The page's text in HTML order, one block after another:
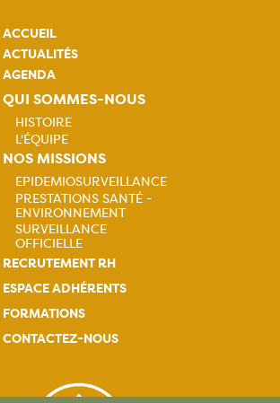
ACCUEIL
ACTUALITÉS
AGENDA
QUI SOMMES-NOUS
Navigation
principale
HISTOIRE
L'ÉQUIPE
NOS MISSIONS
Navigation
principale
EPIDEMIOSURVEILLANCE
PRESTATIONS SANTÉ -
ENVIRONNEMENT
SURVEILLANCE
OFFICIELLE
RECRUTEMENT RH
ESPACE ADHÉRENTS
FORMATIONS
CONTACTEZ-NOUS